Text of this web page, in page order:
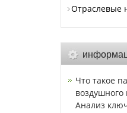
Отраслевые
Что такое
воздушного
Анализ